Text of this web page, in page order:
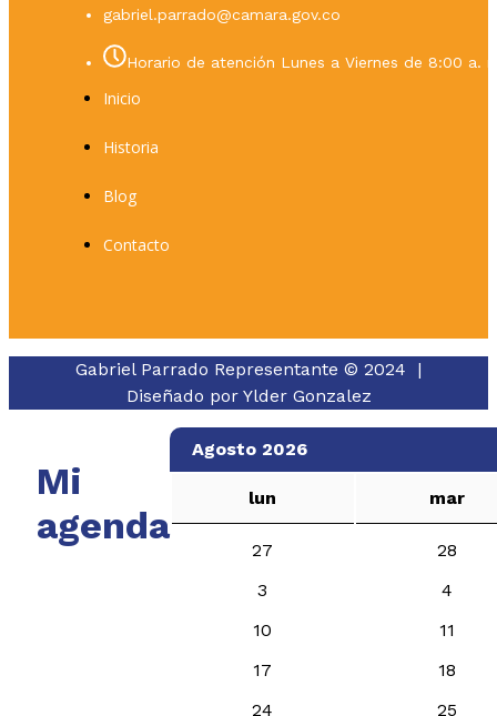
gabriel.parrado@camara.gov.co
Horario de atención Lunes a Viernes de 8:00 a.
Inicio
Historia
Blog
Contacto
Gabriel Parrado Representante © 2024 |
Diseñado por Ylder Gonzalez
Mi
agenda
Agosto 2026
lun mar
27
28
3
4
10
11
17
18
24
25